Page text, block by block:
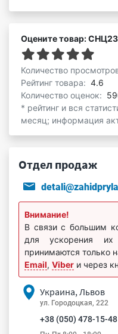
Оцените товар:
Количество
Рейтинг товара: 4.6
Количество оценок:
* рейтинг и вся
месяц; информация
Отдел продаж
Внимание!
В связи с большим
для ускорения их
принимаются только
Email, Viber и через
Украина, Львов
ул. Городоцкая, 222
+38 (050) 478-15-48